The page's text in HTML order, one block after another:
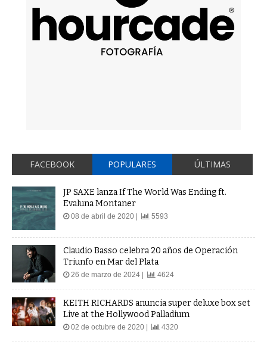
FACEBOOK POPULARES ÚLTIMAS
JP SAXE lanza If The World Was Ending ft.
Evaluna Montaner
08 de abril de 2020 | 5593
Claudio Basso celebra 20 años de Operación
Triunfo en Mar del Plata
26 de marzo de 2024 | 4624
KEITH RICHARDS anuncia super deluxe box set
Live at the Hollywood Palladium
02 de octubre de 2020 | 4320